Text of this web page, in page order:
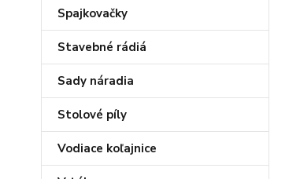
Spajkovačky
Stavebné rádiá
Sady náradia
Stolové píly
Vodiace koľajnice